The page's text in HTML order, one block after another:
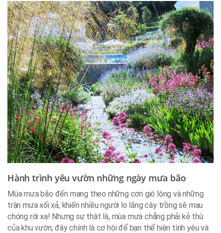
Hành trình yêu vườn những ngày mưa bão
Mùa mưa bão đến mang theo những cơn gió lộng và những
trận mưa xối xả, khiến nhiều người lo lắng cây trồng sẽ mau
chóng rời xa! Nhưng sự thật là, mùa mưa chẳng phải kẻ thù
của khu vườn, đây chính là cơ hội để bạn thể hiện tình yêu và